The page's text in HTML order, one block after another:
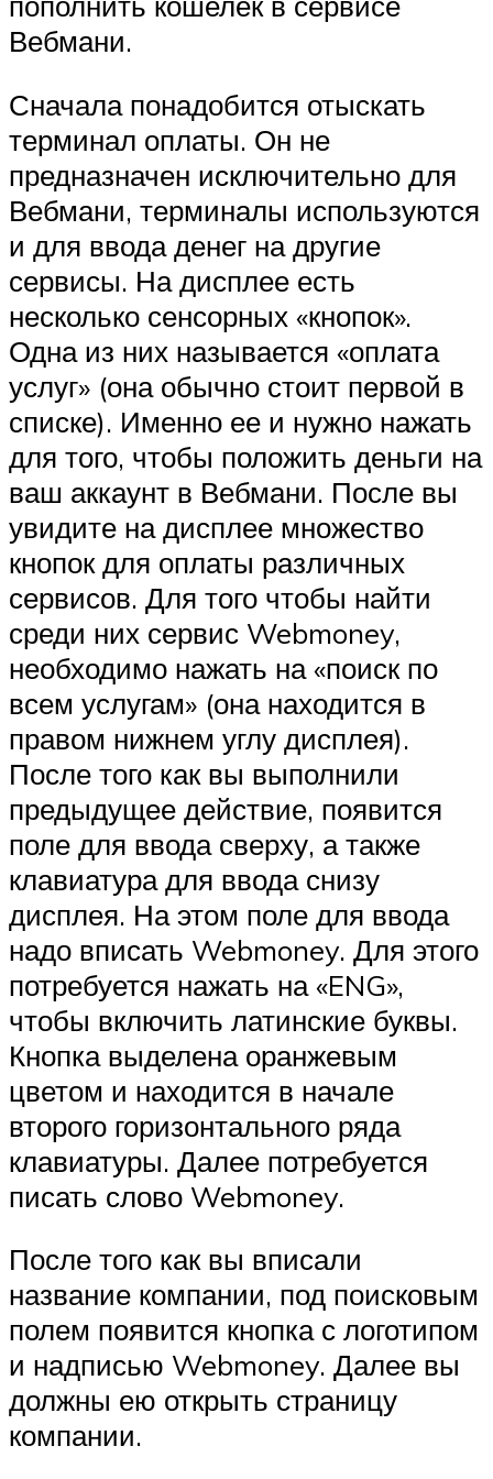
Вебмани.
Сначала понадобится отыскать
терминал оплаты. Он не
предназначен исключительно для
Вебмани, терминалы используются
и для ввода денег на другие
сервисы. На дисплее есть
несколько сенсорных «кнопок».
Одна из них называется «оплата
услуг» (она обычно стоит первой в
списке). Именно ее и нужно нажать
для того, чтобы положить деньги на
ваш аккаунт в Вебмани. После вы
увидите на дисплее множество
кнопок для оплаты различных
сервисов. Для того чтобы найти
среди них сервис Webmoney,
необходимо нажать на «поиск по
всем услугам» (она находится в
правом нижнем углу дисплея).
После того как вы выполнили
предыдущее действие, появится
поле для ввода сверху, а также
клавиатура для ввода снизу
дисплея. На этом поле для ввода
надо вписать Webmoney. Для этого
потребуется нажать на «ENG»,
чтобы включить латинские буквы.
Кнопка выделена оранжевым
цветом и находится в начале
второго горизонтального ряда
клавиатуры. Далее потребуется
писать слово Webmoney.
После того как вы вписали
название компании, под поисковым
полем появится кнопка с логотипом
и надписью Webmoney. Далее вы
должны ею открыть страницу
компании.